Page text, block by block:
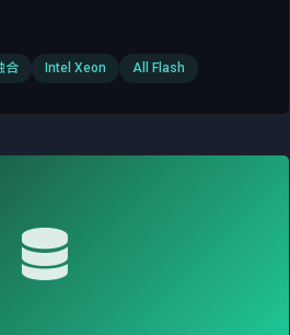
合 Intel Xeon All Flash